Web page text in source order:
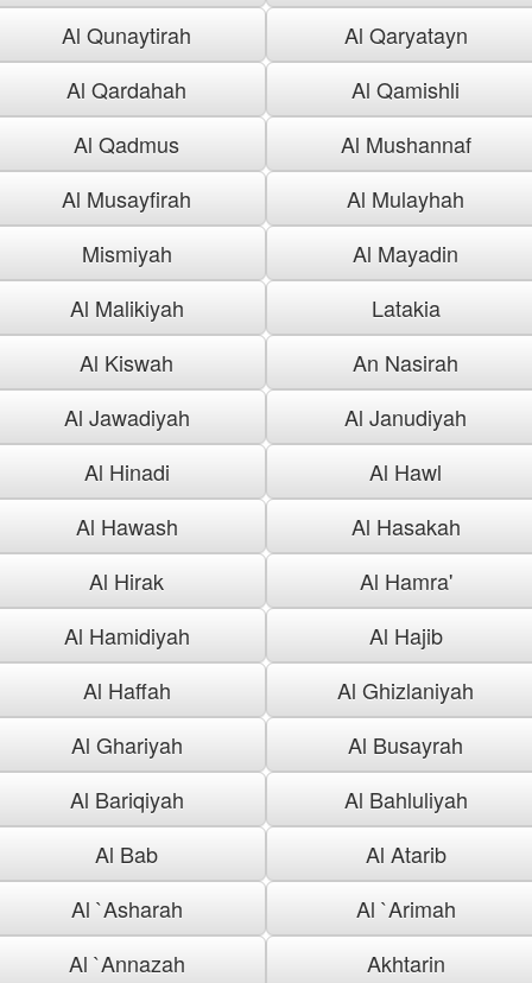
Al Qunaytirah
Al Qaryatayn
Al Qardahah
Al Qamishli
Al Qadmus
Al Mushannaf
Al Musayfirah
Al Mulayhah
Mismiyah
Al Mayadin
Al Malikiyah
Latakia
Al Kiswah
An Nasirah
Al Jawadiyah
Al Janudiyah
Al Hinadi
Al Hawl
Al Hawash
Al Hasakah
Al Hirak
Al Hamra'
Al Hamidiyah
Al Hajib
Al Haffah
Al Ghizlaniyah
Al Ghariyah
Al Busayrah
Al Bariqiyah
Al Bahluliyah
Al Bab
Al Atarib
Al `Asharah
Al `Arimah
Al `Annazah
Akhtarin